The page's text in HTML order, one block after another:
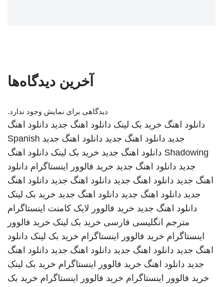
آخرین دیدگاه‌ها
دیدگاهی برای نمایش وجود ندارد.
دانلود اهنگ خرید بک لینک دانلود اهنگ جدید دانلود اهنگ
جدید دانلود اهنگ جدید دانلود اهنگ جدید Spanish
Shadowing دانلود اهنگ جدید خرید بک لینک دانلود اهنگ
جدید دانلود اهنگ جدید خرید فالوور اینستاگرام دانلود
اهنگ جدید دانلود اهنگ جدید دانلود اهنگ جدید دانلود اهنگ
جدید دانلود اهنگ جدید دانلود اهنگ جدید خرید بک لینک
دانلود اهنگ جدید خرید فالوور لایک کامنت اینستاگرام
مترجم انگلیسی فارسی خرید بک لینک خرید فالوور
اینستاگرام خرید فالوور اینستاگرام خرید بک لینک دانلود
اهنگ جدید دانلود اهنگ جدید دانلود اهنگ جدید دانلود اهنگ
جدید دانلود اهنگ خرید فالوور اینستاگرام خرید بک لینک
خرید فالوور اینستاگرام خرید فالوور اینستاگرام خرید بک